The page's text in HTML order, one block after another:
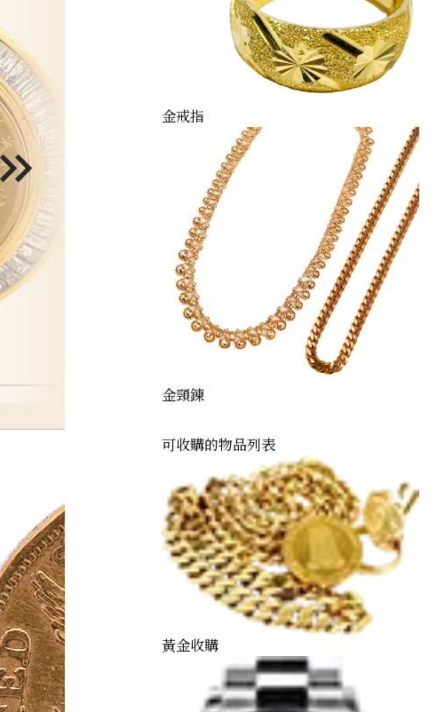
金戒指
金頸鍊
可收購的物品列表
黃金收購